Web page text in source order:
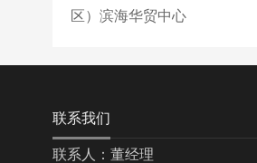
区）滨海华贸中心
联系我们
联系人：董经理